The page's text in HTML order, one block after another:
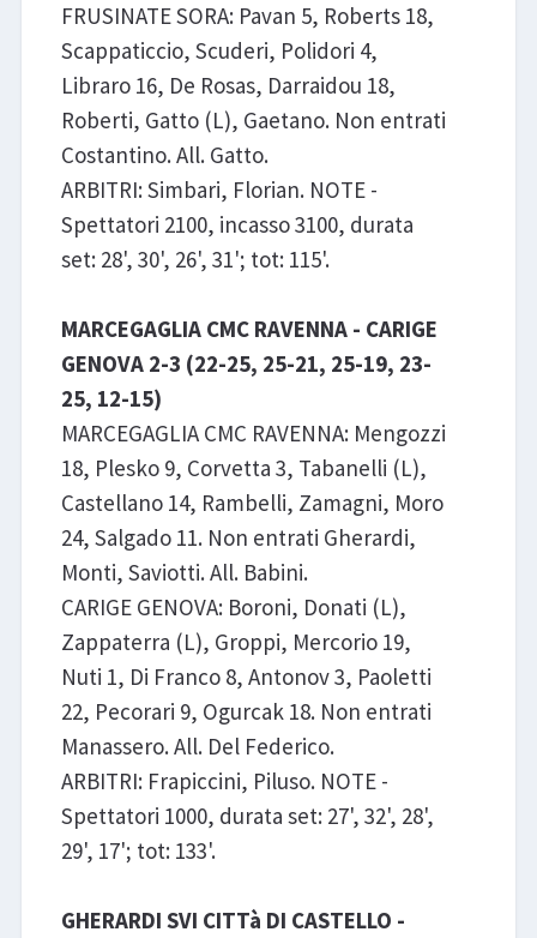
FRUSINATE SORA: Pavan 5, Roberts 18,
Scappaticcio, Scuderi, Polidori 4,
Libraro 16, De Rosas, Darraidou 18,
Roberti, Gatto (L), Gaetano. Non entrati
Costantino. All. Gatto.
ARBITRI: Simbari, Florian. NOTE -
Spettatori 2100, incasso 3100, durata
set: 28', 30', 26', 31'; tot: 115'.
MARCEGAGLIA CMC RAVENNA - CARIGE
GENOVA 2-3 (22-25, 25-21, 25-19, 23-
25, 12-15)
MARCEGAGLIA CMC RAVENNA: Mengozzi
18, Plesko 9, Corvetta 3, Tabanelli (L),
Castellano 14, Rambelli, Zamagni, Moro
24, Salgado 11. Non entrati Gherardi,
Monti, Saviotti. All. Babini.
CARIGE GENOVA: Boroni, Donati (L),
Zappaterra (L), Groppi, Mercorio 19,
Nuti 1, Di Franco 8, Antonov 3, Paoletti
22, Pecorari 9, Ogurcak 18. Non entrati
Manassero. All. Del Federico.
ARBITRI: Frapiccini, Piluso. NOTE -
Spettatori 1000, durata set: 27', 32', 28',
29', 17'; tot: 133'.
GHERARDI SVI CITTà DI CASTELLO -